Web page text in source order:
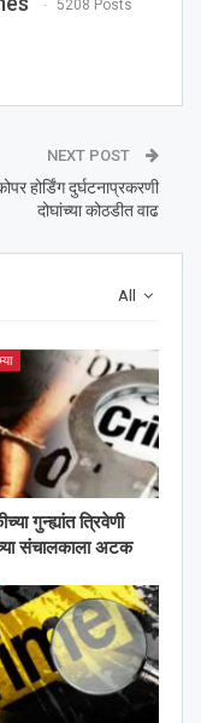
5208 Posts
NEXT POST
होर्डिंग दुर्घटनाप्रकरणी
दोघांच्या कोठडीत वाढ
All
गुन्ह्यांत त्रिवेणी
संचालकाला अटक